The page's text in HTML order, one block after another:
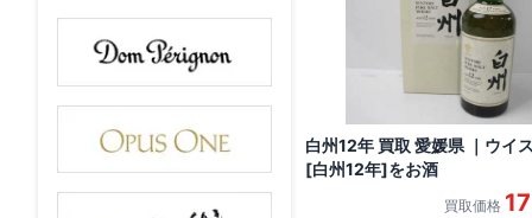
白州12年 買取 愛媛県 ｜ウイ
[白州12年]をお酒
買取価格